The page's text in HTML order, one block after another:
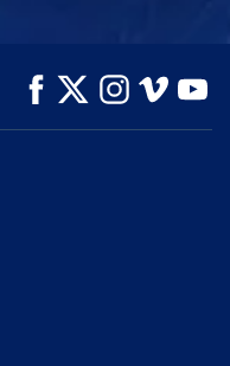
SERIE
ENTDECKEN